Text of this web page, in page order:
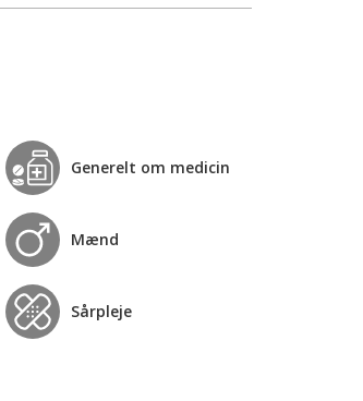
Generelt om medicin
Mænd
Sårpleje